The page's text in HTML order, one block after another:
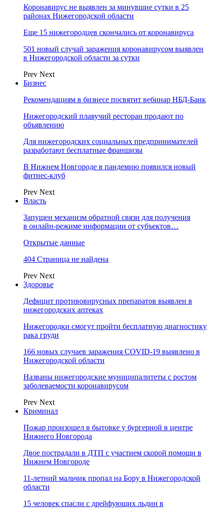
Коронавирус не выявлен за минувшие сутки в 25
районах Нижегородской области
Еще 15 нижегородцев скончались от коронавируса
501 новый случай заражения коронавирусом выявлен
в Нижегородской области за сутки
Prev Next
Бизнес
Рекомендациям в бизнесе посвятит вебинар НБД-Банк
Нижегородский плавучий ресторан продают по
объявлению
Для нижегородских социальных предпринимателей
разработают бесплатные франшизы
В Нижнем Новгороде в пандемию появился новый
фитнес-клуб
Prev Next
Власть
Запущен механизм обратной связи для получения
в онлайн-режиме информации от субъектов…
Открытые данные
404 Страница не найдена
Prev Next
Здоровье
Дефицит противовирусных препаратов выявлен в
нижегородских аптеках
Нижегородки смогут пройти бесплатную диагностику
рака груди
166 новых случаев заражения COVID-19 выявлено в
Нижегородской области
Названы нижегородские муниципалитеты с ростом
заболеваемости коронавирусом
Prev Next
Криминал
Пожар произошел в бытовке у бургерной в центре
Нижнего Новгорода
Двое пострадали в ДТП с участием скорой помощи в
Нижнем Новгороде
11-летний мальчик пропал на Бору в Нижегородской
области
15 человек спасли с дрейфующих льдин в